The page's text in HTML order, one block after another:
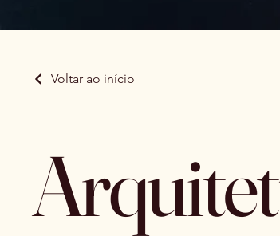
Voltar ao início